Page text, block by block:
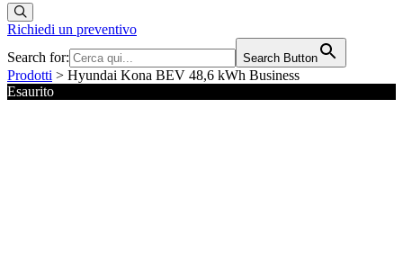
Richiedi un preventivo
Search for:
Search Button
Prodotti > Hyundai Kona BEV 48,6 kWh Business
Esaurito